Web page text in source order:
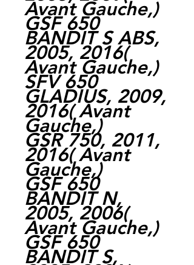
Avant Gauche,)
GSF 650
BANDIT S ABS,
2005, 2016(
Avant Gauche,)
SFV 650
GLADIUS, 2009,
2016( Avant
Gauche,)
GSR 750, 2011,
2016( Avant
Gauche,)
GSF 650
BANDIT N,
2005, 2006(
Avant Gauche,)
GSF 650
BANDIT S,